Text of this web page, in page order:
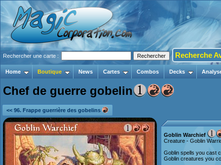
Rechercher une carte : Recherche
Home Boutique News Cartes Combos Decks
Chef de guerre gobelin
<< 96. Frappe guerrière des gobelins
Goblin Warchief
Creature - Goblin
Goblin spells you cast
Goblin creatures you